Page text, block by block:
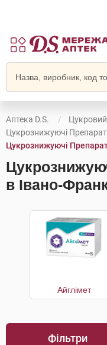
Аптека D.S.
Цукрознижуючі
Цукрознижуючі
в Івано-
Айглімет
Фільтри